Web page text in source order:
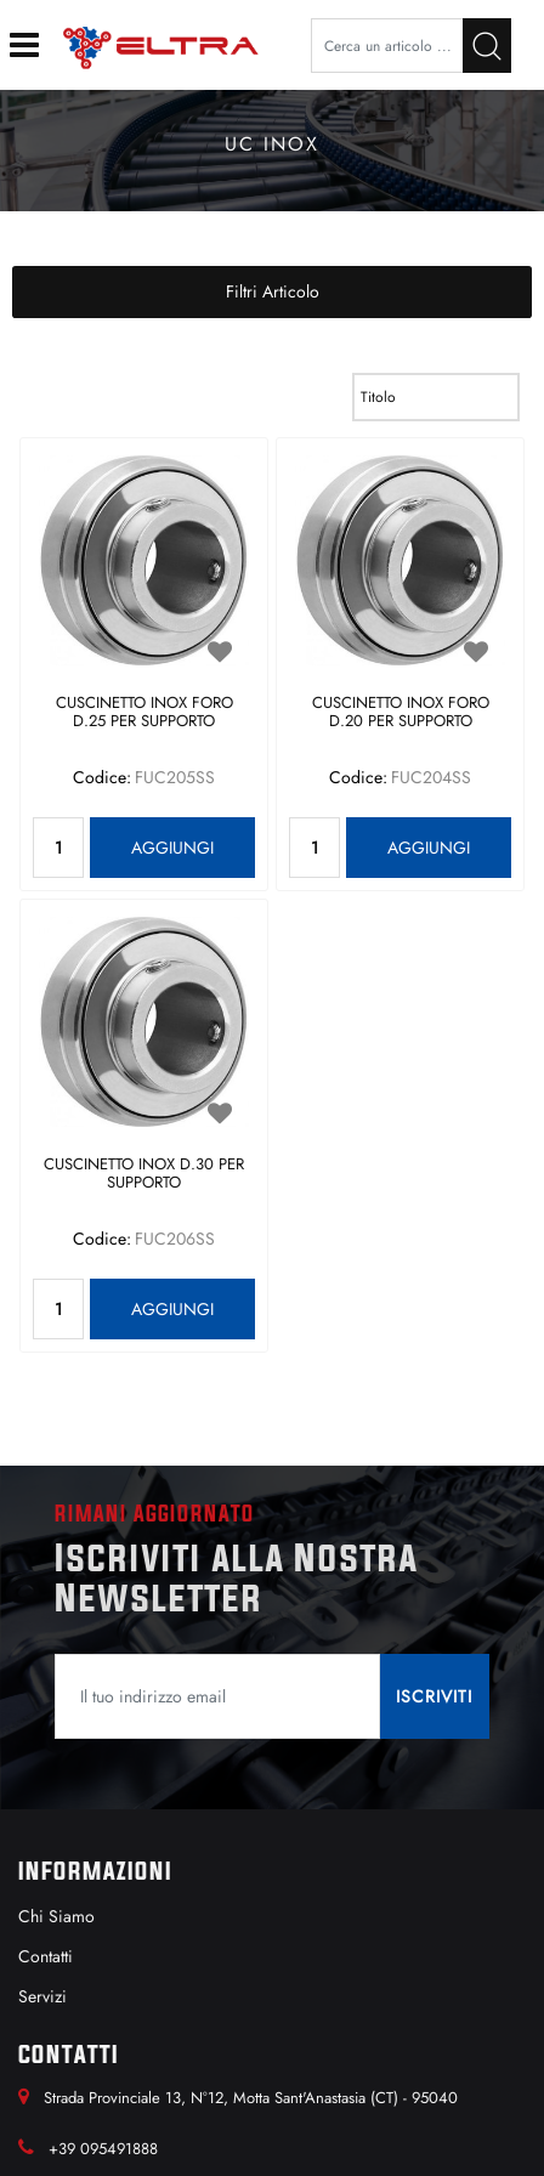
Open
UC INOX
Filtri Articolo
CUSCINETTO INOX FORO
D.25 PER SUPPORTO
Codice: FUC205SS
AGGIUNGI
CUSCINETTO INOX FORO
D.20 PER SUPPORTO
Codice: FUC204SS
AGGIUNGI
CUSCINETTO INOX D.30 PER
SUPPORTO
Codice: FUC206SS
AGGIUNGI
RIMANI AGGIORNATO
Iscriviti alla Nostra
Newsletter
INFORMAZIONI
Chi Siamo
Contatti
Servizi
CONTATTI
Strada Provinciale 13, N°12, Motta Sant'Anastasia (CT) - 95040
+39 095491888